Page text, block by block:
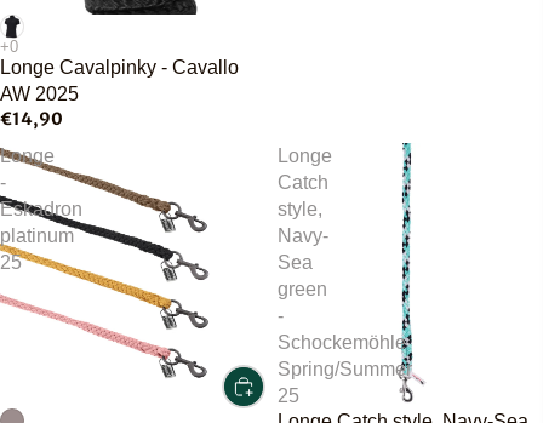
Longe Cavalpinky - Cavallo
AW 2025
€14,90
Longe
-
Eskadron
platinum
25
Longe
Catch
style,
Navy-
Sea
green
-
Schockemöhle
Spring/Summer
25